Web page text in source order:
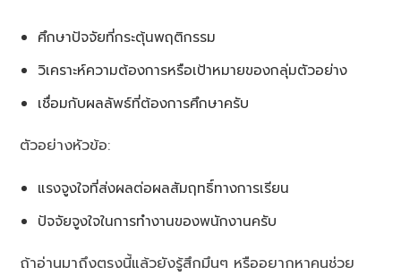
ศึกษาปัจจัยที่กระตุ้นพฤติกรรม
วิเคราะห์ความต้องการหรือเป้าหมายของกลุ่มตัวอย่าง
เชื่อมกับผลลัพธ์ที่ต้องการศึกษาครับ
ตัวอย่างหัวข้อ:
แรงจูงใจที่ส่งผลต่อผลสัมฤทธิ์ทางการเรียน
ปัจจัยจูงใจในการทำงานของพนักงานครับ
ถ้าอ่านมาถึงตรงนี้แล้วยังรู้สึกมึนๆ หรืออยากหาคนช่วย